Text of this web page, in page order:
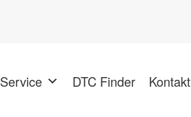
Service DTC Finder Kontakt